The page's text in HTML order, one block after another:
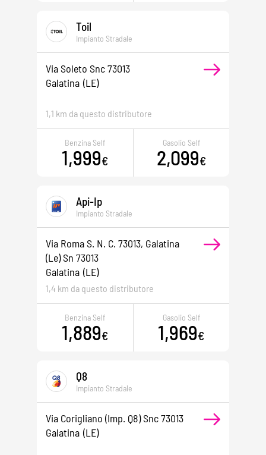
Toil
Impianto Stradale
Via Soleto Snc 73013
Galatina (LE)
1,1 km da questo distributore
Benzina Self
1,999€
Gasolio Self
2,099€
Api-Ip
Impianto Stradale
Via Roma S. N. C. 73013, Galatina
(le) Sn 73013
Galatina (LE)
1,4 km da questo distributore
Benzina Self
1,889€
Gasolio Self
1,969€
Q8
Impianto Stradale
Via Corigliano (imp. Q8) Snc 73013
Galatina (LE)